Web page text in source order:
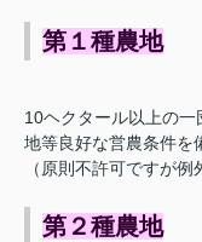
第１種農地
10ヘクタール以上の
地等良好な営農条件を
（原則不許可ですが例
第２種農地